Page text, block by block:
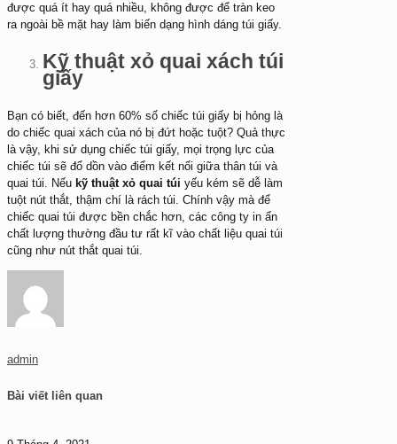
được quá ít hay quá nhiều, không được để tràn keo
ra ngoài bề mặt hay làm biến dạng hình dáng túi giấy.
Kỹ thuật xỏ quai xách túi
giấy
Bạn có biết, đến hơn 60% số chiếc túi giấy bị hỏng là
do chiếc quai xách của nó bị đứt hoặc tuột? Quả thực
là vậy, khi sử dụng chiếc túi giấy, mọi trọng lực của
chiếc túi sẽ đổ dồn vào điểm kết nối giữa thân túi và
quai túi. Nếu kỹ thuật xỏ quai túi yếu kém sẽ dễ làm
tuột nút thắt, thậm chí là rách túi. Chính vậy mà để
chiếc quai túi được bền chắc hơn, các công ty in ấn
chất lượng thường đầu tư rất kĩ vào chất liệu quai túi
cũng như nút thắt quai túi.
admin
Bài viết liên quan